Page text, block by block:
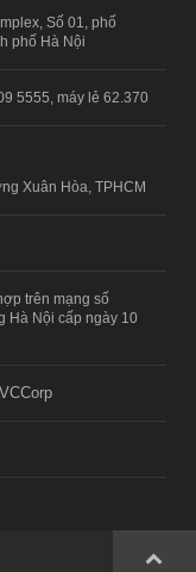
Số 01, phố
phố Hà Nội
5555, máy lẻ 62.370
Xuân Hòa, TPHCM
trên mạng số
Hà Nội cấp ngày 10